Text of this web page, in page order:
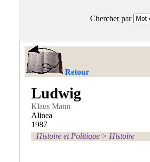
Chercher par
Retour
Ludwig
Klaus Mann
Alinea
1987
Histoire et Politique > Histoire